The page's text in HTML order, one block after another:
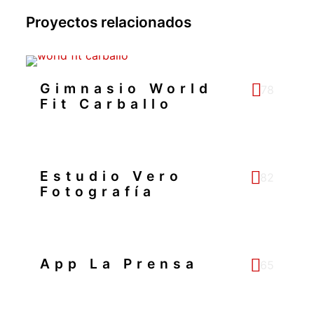
Proyectos relacionados
Gimnasio World
Fit Carballo
Estudio Vero
Fotografía
App La Prensa